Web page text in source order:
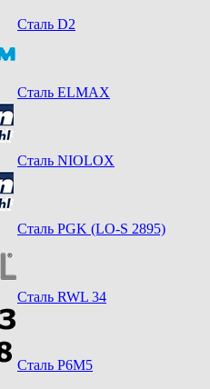
Сталь D2
Сталь ELMAX
Сталь NIOLOX
Сталь PGK (LO-S 2895)
Сталь RWL 34
Сталь Р6М5